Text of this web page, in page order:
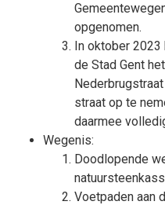
opgenomen.
In oktober 2023
de Stad Gent
straat op te
daarmee
Wegenis:
Doodlopende
Voetpaden aan